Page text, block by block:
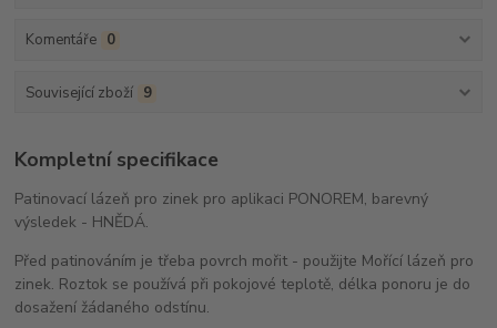
Komentáře 0
Související zboží 9
Kompletní specifikace
Patinovací lázeň pro zinek pro aplikaci PONOREM, barevný
výsledek - HNĚDÁ.
Před patinováním je třeba povrch mořit - použijte Mořící lázeň pro
zinek. Roztok se používá při pokojové teplotě, délka ponoru je do
dosažení žádaného odstínu.